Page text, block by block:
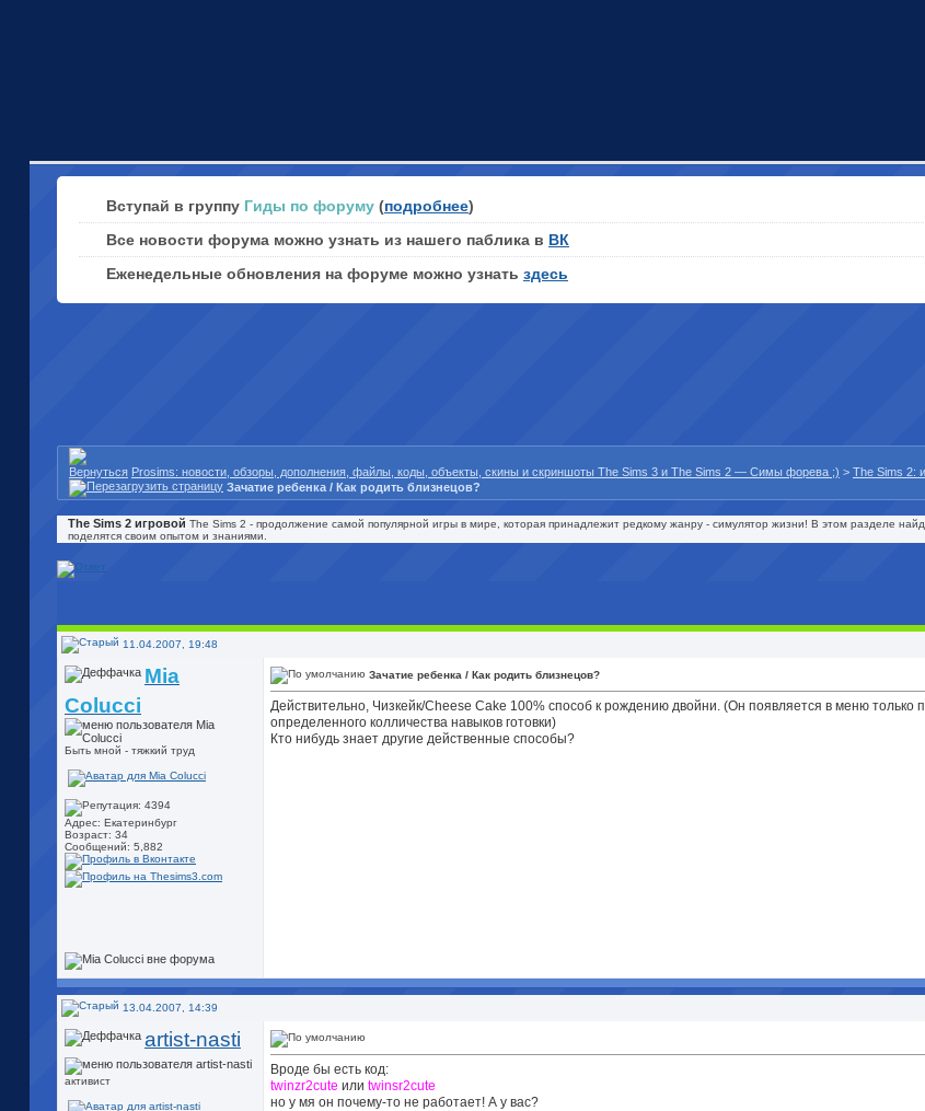
Вступай в группу Гиды по форуму (подробнее)
Все новости форума можно узнать из нашего паблика в ВК
Еженедельные обновления на форуме можно узнать здесь
Prosims: новости, обзоры, дополнения, файлы, коды, объекты, скины и скриншоты The Sims 3 и The Sims 2 — Симы форева ;) > The Sims 2:
Зачатие ребенка / Как родить близнецов?
The Sims 2 игровой The Sims 2 - продолжение самой популярной игры в мире, которая принадлежит редкому жанру - симулятор жизни! В этом разделе
поделятся своим опытом и знаниями.
11.04.2007, 19:48
Mia
Colucci
Быть мной - тяжкий труд
Адрес: Екатеринбург
Возраст: 34
Сообщений: 5,882
Зачатие ребенка / Как родить близнецов?
Действительно, Чизкейк/Cheese Cake 100% способ к рождению двойни. (Он появляется в меню только
определенного колличества навыков готовки)
Кто нибудь знает другие действенные способы?
13.04.2007, 14:39
artist-nasti
активист
Вроде бы есть код:
twinzr2cute или twinsr2cute
но у мя он почему-то не работает! А у вас?